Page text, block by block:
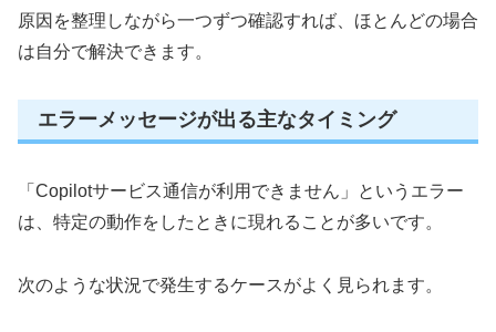
原因を整理しながら一つずつ確認すれば、ほとんどの場合
は自分で解決できます。
エラーメッセージが出る主なタイミング
「Copilotサービス通信が利用できません」というエラー
は、特定の動作をしたときに現れることが多いです。
次のような状況で発生するケースがよく見られます。